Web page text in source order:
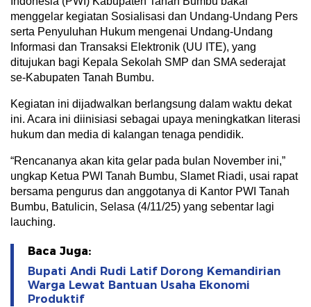
menggelar kegiatan Sosialisasi dan Undang-Undang Pers
serta Penyuluhan Hukum mengenai Undang-Undang
Informasi dan Transaksi Elektronik (UU ITE), yang
ditujukan bagi Kepala Sekolah SMP dan SMA sederajat
se-Kabupaten Tanah Bumbu.
Kegiatan ini dijadwalkan berlangsung dalam waktu dekat
ini. Acara ini diinisiasi sebagai upaya meningkatkan literasi
hukum dan media di kalangan tenaga pendidik.
“Rencananya akan kita gelar pada bulan November ini,”
ungkap Ketua PWI Tanah Bumbu, Slamet Riadi, usai rapat
bersama pengurus dan anggotanya di Kantor PWI Tanah
Bumbu, Batulicin, Selasa (4/11/25) yang sebentar lagi
lauching.
Baca Juga:
Bupati Andi Rudi Latif Dorong Kemandirian
Warga Lewat Bantuan Usaha Ekonomi
Produktif